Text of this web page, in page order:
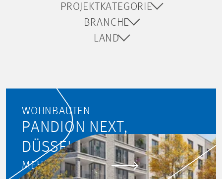
PROJEKTKATEGORIE
BRANCHE
LAND
WOHNBAUTEN
PANDION NEXT,
DÜSSELDORF
MEHR ERFAHREN